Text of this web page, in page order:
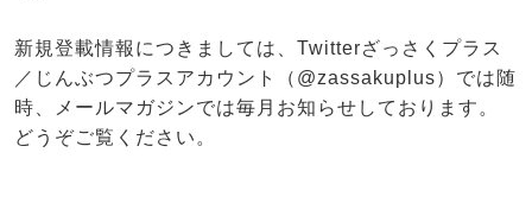
新規登載情報につきましては、Twitterざっさくプラス
／じんぶつプラスアカウント（@zassakuplus）では随
時、メールマガジンでは毎月お知らせしております。
どうぞご覧ください。